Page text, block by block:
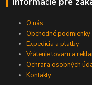
O nás
Obchodné podmienky
Expedícia a platby
Vrátenie tovaru a
Ochrana osobných
Kontakty